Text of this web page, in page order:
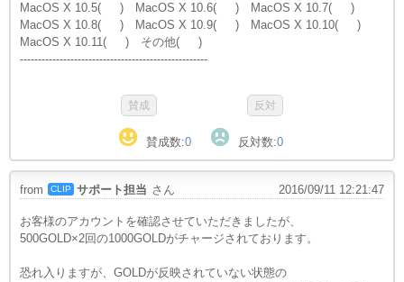
MacOS X 10.5( ) MacOS X 10.6( ) MacOS X 10.7( )
MacOS X 10.8( ) MacOS X 10.9( ) MacOS X 10.10( )
MacOS X 10.11( ) その他( )
----------------------------------------------------
賛成数:0 反対数:0
from CLIP サポート担当 さん 2016/09/11 12:21:47
お客様のアカウントを確認させていただきましたが、
500GOLD×2回の1000GOLDがチャージされております。
恐れ入りますが、GOLDが反映されていない状態の